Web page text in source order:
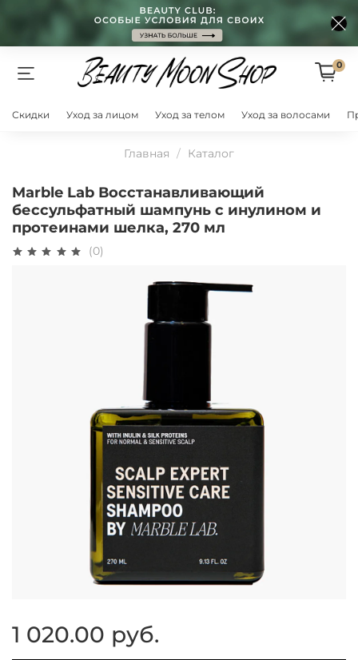
0
Скидки Уход за лицом Уход за телом Уход за волосами
Главная Каталог
Marble Lab Восстанавливающий
бессульфатный шампунь с инулином и
протеинами шелка, 270 мл
(0)
1 020.00 руб.